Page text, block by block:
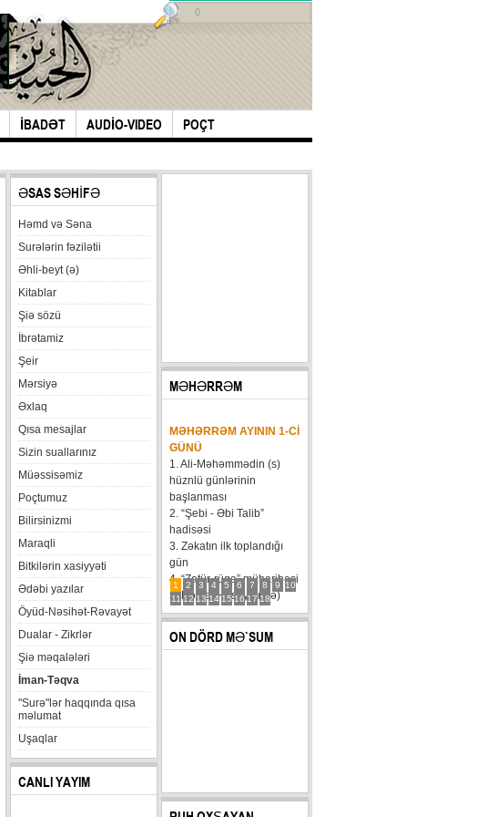
İBADƏT AUDİO-VIDEO POÇT
0
ƏSAS SƏHİFƏ
Həmd və Səna
Surələrin fəzilətii
Əhli-beyt (ə)
Kitablar
Şiə sözü
İbrətamiz
Şeir
Mərsiyə
Əxlaq
Qısa mesajlar
Sizin suallarınız
Müəssisəmiz
Poçtumuz
Bilirsinizmi
Maraqli
Bitkilərin xasiyyəti
Ədəbi yazılar
Öyüd-Nəsihət-Rəvayət
Dualar - Zikrlər
Şiə məqalələri
İman-Təqva
"Surə"lər haqqında qısa
məlumat
Uşaqlar
CANLI YAYIM
MƏHƏRRƏM
1 2 3 4 5 6 7 8 9
10
11 12 13 14 15 16 17 18
MƏHƏRRƏM AYININ 1-CI
GÜNÜ
1. Ali-Məhəmmədin (s)
hüznlü günlərinin
başlanması
2. “Şebi - Əbi Talib”
hadisəsi
3. Zəkatın ilk toplandığı
gün
4. “Zatür-rüqa” müharibəsi
5. Həzrət Hüseynin (ə)
karvanının Bəni Məqatilin
qəsrinə çatması
6....
ON DÖRD MƏ`SUM